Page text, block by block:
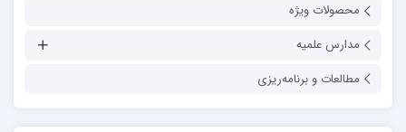
محصولات ویژه
مدارس علمیه
مطالعات و برنامه‌ریزی